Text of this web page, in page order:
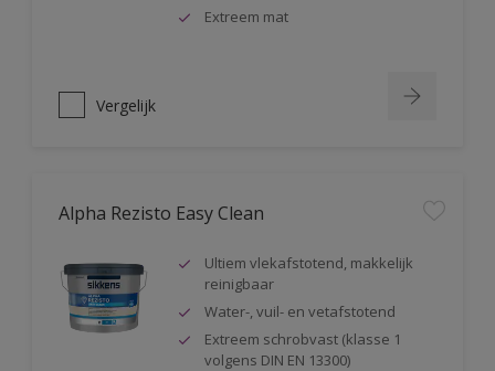
Extreem mat
Vergelijk
Alpha Rezisto Easy Clean
Ultiem vlekafstotend, makkelijk
reinigbaar
Water-, vuil- en vetafstotend
Extreem schrobvast (klasse 1
volgens DIN EN 13300)